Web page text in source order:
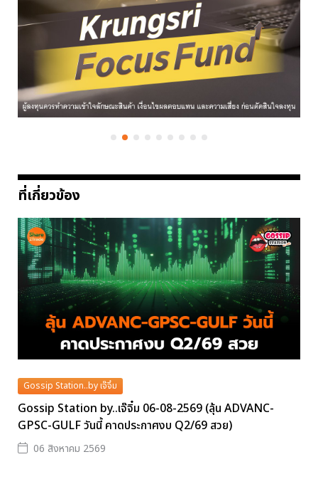
ที่เกี่ยวข้อง
Gossip Station..by เจ๊จิ๋ม
Gossip Station by..เจ๊จิ๋ม 06-08-2569 (ลุ้น ADVANC-
GPSC-GULF วันนี้ คาดประกาศงบ Q2/69 สวย)
06 สิงหาคม 2569